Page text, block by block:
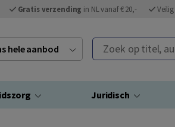
Gratis verzending in NL vanaf € 20,-
hele aanbod Zoek op titel,
Juridisch